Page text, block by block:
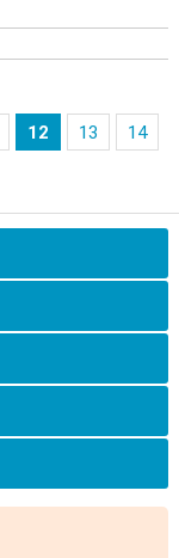
12 13 14